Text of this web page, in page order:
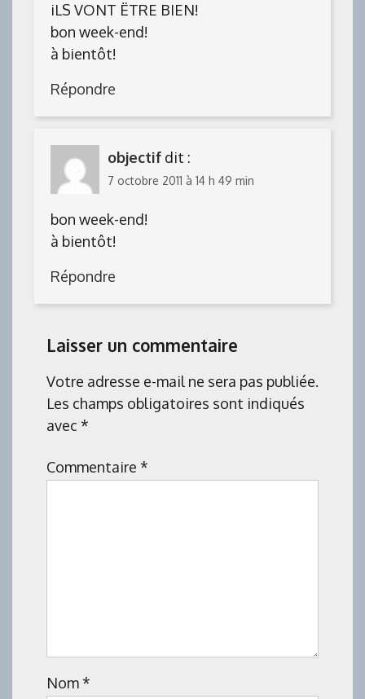
iLS VONT ËTRE BIEN!
bon week-end!
à bientôt!
Répondre
objectif dit :
7 octobre 2011 à 14 h 49 min
bon week-end!
à bientôt!
Répondre
Laisser un commentaire
Votre adresse e-mail ne sera pas publiée.
Les champs obligatoires sont indiqués
avec *
Commentaire *
Nom *